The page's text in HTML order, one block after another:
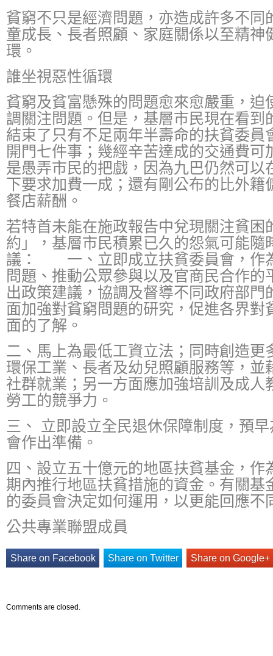
貧窮不只是經濟問題，亦造成許多不同
童成長、長者照顧、家庭關係以至精神
環。
誰坐視惡性循環
貧窮及貧富懸殊的問題愈來愈嚴重，迫
調關注問題。但是，基層市民現在看到
結束了只有不足兩年半壽命的扶貧委員
開門七件事；幾經辛苦達成的交通費可
是愚弄市民的把戲，因為九巴仍然可以
下要求加費一成；還有剛公布的比外籍
餐店薪酬。
若特首未能在施政報告中兌現關注貧困
約」，基層市民積累已久的怨氣可能隨
議： 一、立即成立扶貧委員會，作
問題、推動公眾參與以及官商民合作的
出政策建議，協調及督導不同政府部門
面加強對貧窮問題的研究，促進各界對
面的了解。
二、馬上為最低工資立法；同時創造更
環保工業、長者及幼兒照顧服務等，並
社群就業；另一方面應加強培訓及成人
勞工的競爭力。
三、 立即設立全民退休保障制度，預
會作出準備。
四、設立五十億元的地區扶貧基金，作
期內推行地區扶貧措施的資金。有關基
的委員會決定如何運用，以更能回應不
公共專業聯盟成員
Share on Facebook Share on Twitter Share on Google+
Comments are closed.